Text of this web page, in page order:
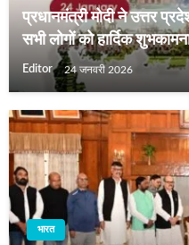
प्रधानमंत्री मोदी ने उत्तर
सभी लोगों को हार्दिक
Editor 24 जनवरी 2026
भारत